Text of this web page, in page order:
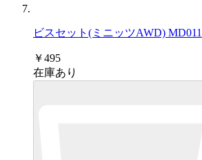
ビスセット(ミニッツAWD) MD011
￥495
在庫あり